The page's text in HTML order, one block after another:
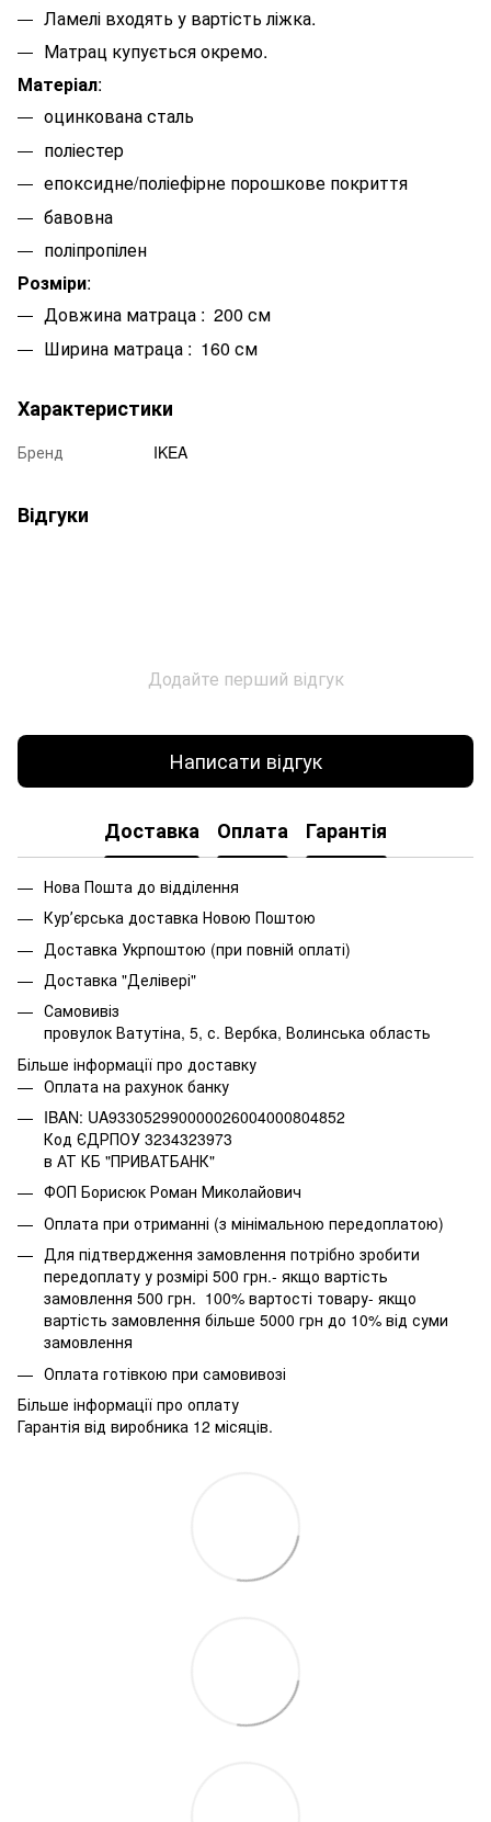
Ламелі входять у вартість ліжка.
Матрац купується окремо.
Матеріал:
оцинкована сталь
поліестер
епоксидне/поліефірне порошкове покриття
бавовна
поліпропілен
Розміри:
Довжина матраца : 200 см
Ширина матраца : 160 см
Характеристики
Бренд IKEA
Відгуки
Додайте перший відгук
Написати відгук
Доставка Оплата Гарантія
Нова Пошта до відділення
Курʼєрська доставка Новою Поштою
Доставка Укрпоштою (при повній оплаті)
Доставка "Делівері"
Самовивіз
провулок Ватутіна, 5, с. Вербка, Волинська область
Більше інформації про доставку
Оплата на рахунок банку
IBAN: UA933052990000026004000804852
Код ЄДРПОУ 3234323973
в АТ КБ "ПРИВАТБАНК"
ФОП Борисюк Роман Миколайович
Оплата при отриманні (з мінімальною передоплатою)
Для підтвердження замовлення потрібно зробити
передоплату у розмірі 500 грн.- якщо вартість
замовлення 500 грн. 100% вартості товару- якщо
вартість замовлення більше 5000 грн до 10% від суми
замовлення
Оплата готівкою при самовивозі
Більше інформації про оплату
Гарантія від виробника 12 місяців.